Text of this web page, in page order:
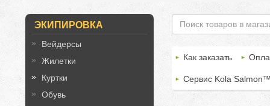
ЭКИПИРОВКА
Вейдерсы
Жилетки
Куртки
Обувь
Как заказать
Сервис Kola